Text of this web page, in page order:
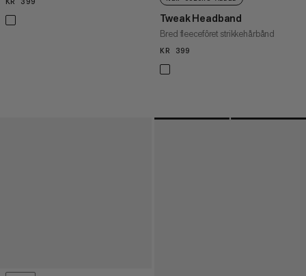
KR 399
Tweak Headband
Bred fleecefôret strikkehårbånd
KR 399